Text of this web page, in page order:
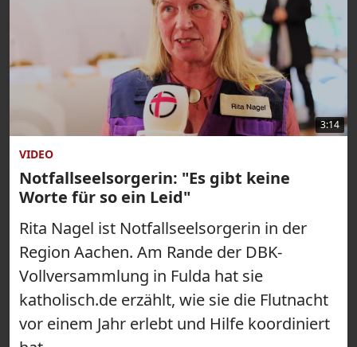
3:14
VIDEO
Notfallseelsorgerin: "Es gibt keine
Worte für so ein Leid"
Rita Nagel ist Notfallseelsorgerin in der
Region Aachen. Am Rande der DBK-
Vollversammlung in Fulda hat sie
katholisch.de erzählt, wie sie die Flutnacht
vor einem Jahr erlebt und Hilfe koordiniert